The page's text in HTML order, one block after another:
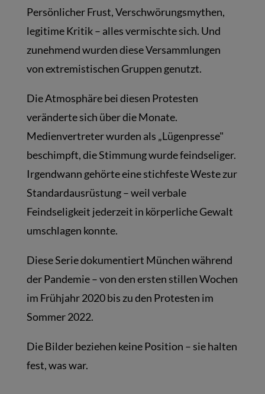
Persönlicher Frust, Verschwörungsmythen,
legitime Kritik – alles vermischte sich. Und
zunehmend wurden diese Versammlungen
von extremistischen Gruppen genutzt.
Die Atmosphäre bei diesen Protesten
veränderte sich über die Monate.
Medienvertreter wurden als „Lügenpresse"
beschimpft, die Stimmung wurde feindseliger.
Irgendwann gehörte eine stichfeste Weste zur
Standardausrüstung – weil verbale
Feindseligkeit jederzeit in körperliche Gewalt
umschlagen konnte.
Diese Serie dokumentiert München während
der Pandemie – von den ersten stillen Wochen
im Frühjahr 2020 bis zu den Protesten im
Sommer 2022.
Die Bilder beziehen keine Position – sie halten
fest, was war.